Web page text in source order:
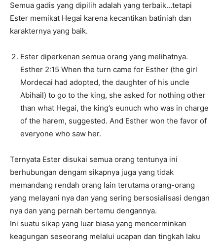
Semua gadis yang dipilih adalah yang terbaik…tetapi
Ester memikat Hegai karena kecantikan batiniah dan
karakternya yang baik.
Ester diperkenan semua orang yang melihatnya.
Esther 2:15 When the turn came for Esther (the girl
Mordecai had adopted, the daughter of his uncle
Abihail) to go to the king, she asked for nothing other
than what Hegai, the king’s eunuch who was in charge
of the harem, suggested. And Esther won the favor of
everyone who saw her.
Ternyata Ester disukai semua orang tentunya ini
berhubungan dengam sikapnya juga yang tidak
memandang rendah orang lain terutama orang-orang
yang melayani nya dan yang sering bersosialisasi dengan
nya dan yang pernah bertemu dengannya.
Ini suatu sikap yang luar biasa yang mencerminkan
keagungan seseorang melalui ucapan dan tingkah laku